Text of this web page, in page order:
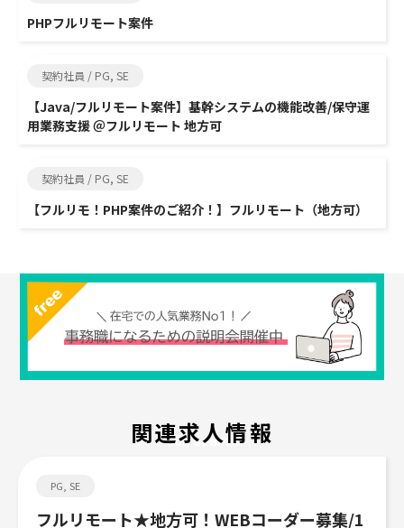
PHPフルリモート案件
契約社員 / PG, SE
【Java/フルリモート案件】基幹システムの機能改善/保守運
用業務支援 ＠フルリモート 地方可
契約社員 / PG, SE
【フルリモ！PHP案件のご紹介！】フルリモート（地方可）
関連求人情報
Job search
PG, SE
フルリモート★地方可！WEBコーダー募集/1